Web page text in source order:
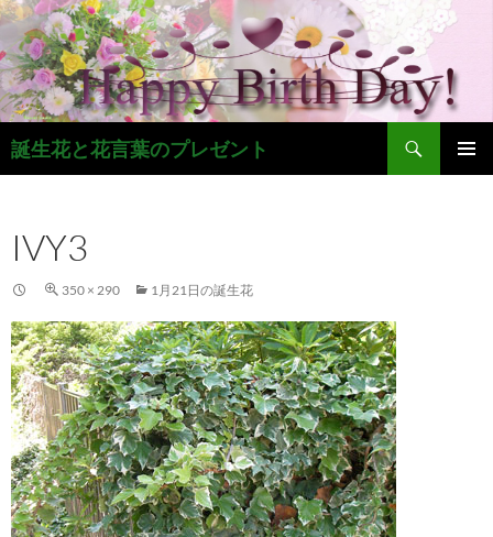
コ
ン
テ
ン
ツ
へ
ス
誕生花と花言葉のプレゼント
検
索
IVY3
350 × 290 1月21日の誕生花